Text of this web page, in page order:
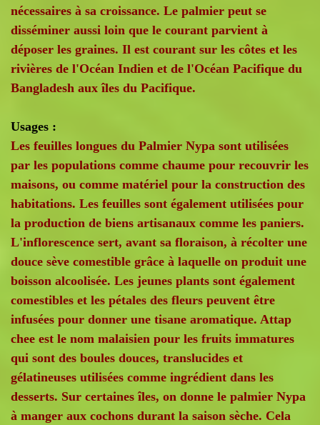
nécessaires à sa croissance. Le palmier peut se
disséminer aussi loin que le courant parvient à
déposer les graines. Il est courant sur les côtes et les
rivières de l'Océan Indien et de l'Océan Pacifique du
Bangladesh aux îles du Pacifique.
Usages :
Les feuilles longues du Palmier Nypa sont utilisées
par les populations comme chaume pour recouvrir les
maisons, ou comme matériel pour la construction des
habitations. Les feuilles sont également utilisées pour
la production de biens artisanaux comme les paniers.
L'inflorescence sert, avant sa floraison, à récolter une
douce sève comestible grâce à laquelle on produit une
boisson alcoolisée. Les jeunes plants sont également
comestibles et les pétales des fleurs peuvent être
infusées pour donner une tisane aromatique. Attap
chee est le nom malaisien pour les fruits immatures
qui sont des boules douces, translucides et
gélatineuses utilisées comme ingrédient dans les
desserts. Sur certaines îles, on donne le palmier Nypa
à manger aux cochons durant la saison sèche. Cela